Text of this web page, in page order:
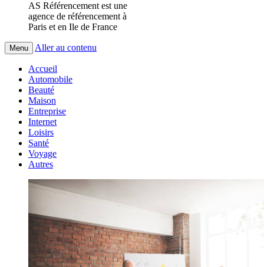
AS Référencement est une
agence de référencement à
Paris et en Ile de France
Menu Aller au contenu
Accueil
Automobile
Beauté
Maison
Entreprise
Internet
Loisirs
Santé
Voyage
Autres